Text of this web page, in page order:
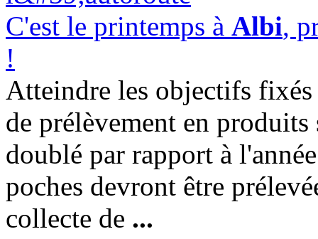
C'est le printemps à Albi,
!
Atteindre les objectifs
de prélèvement en
doublé par rapport à
poches devront être
collecte de ...